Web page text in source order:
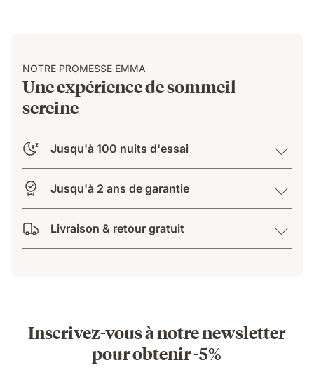
NOTRE PROMESSE EMMA
Une expérience de sommeil
sereine
Jusqu'à 100 nuits d'essai
Jusqu'à 2 ans de garantie
Livraison & retour gratuit
Inscrivez-vous à notre newsletter
pour obtenir -5%